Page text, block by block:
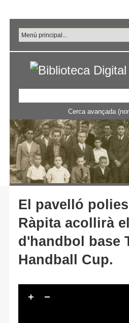
principal
Cerca avançada
El pavelló
Ràpita acollirà
d'handbol base
Handball Cup.